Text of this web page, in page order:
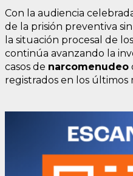
Con la audiencia
de la prisión preventiva
la situación procesal de
continúa avanzando la
casos de narcomenudeo
registrados en los últimos